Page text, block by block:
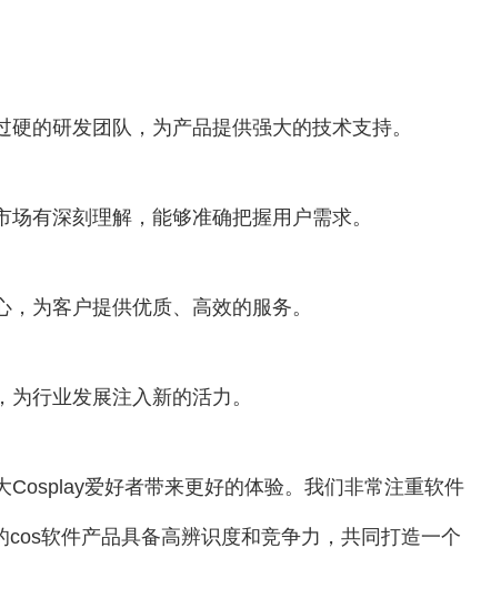
的研发团队，为产品提供强大的技术支持。
有深刻理解，能够准确把握用户需求。
为客户提供优质、高效的服务。
行业发展注入新的活力。
爱好者带来更好的体验。我们非常注重软件
软件产品具备高辨识度和竞争力，共同打造一个